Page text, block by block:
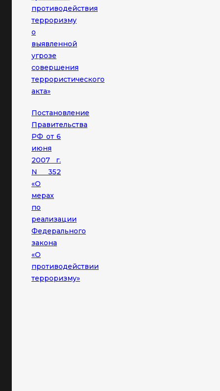
противодействия
терроризму
о
выявленной
угрозе
совершения
террористического
акта»
Постановление
Правительства
РФ от 6
июня
2007 г.
N 352
«О
мерах
по
реализации
Федерального
закона
«О
противодействии
терроризму»